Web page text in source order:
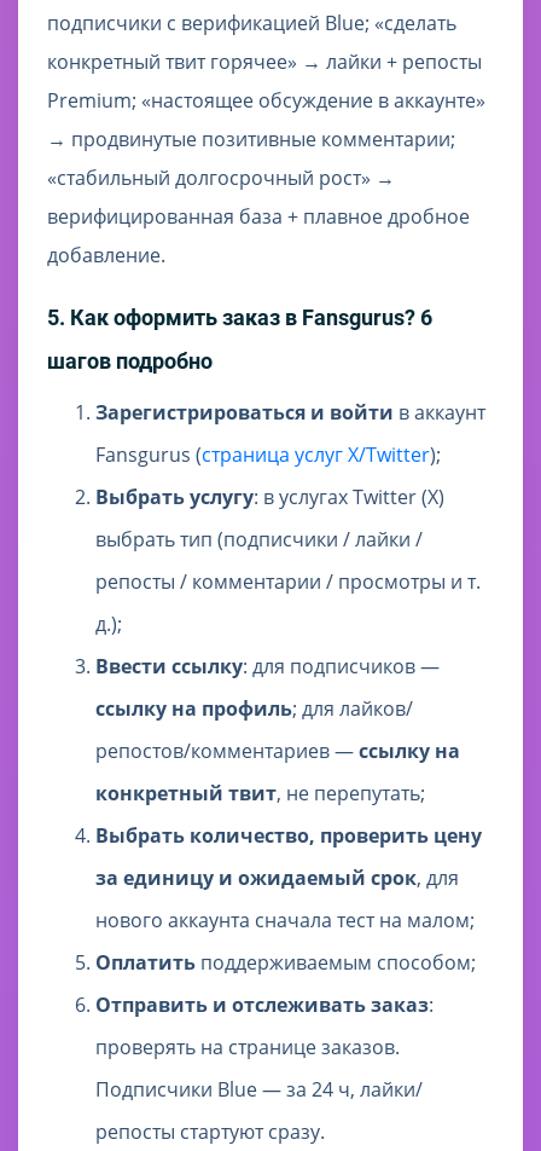
подписчики с верификацией Blue; «сделать
конкретный твит горячее» → лайки + репосты
Premium; «настоящее обсуждение в аккаунте»
→ продвинутые позитивные комментарии;
«стабильный долгосрочный рост» →
верифицированная база + плавное дробное
добавление.
5. Как оформить заказ в Fansgurus? 6
шагов подробно
Зарегистрироваться и войти в аккаунт
Fansgurus (страница услуг X/Twitter);
Выбрать услугу: в услугах Twitter (X)
выбрать тип (подписчики / лайки /
репосты / комментарии / просмотры и т.
д.);
Ввести ссылку: для подписчиков —
ссылку на профиль; для лайков/
репостов/комментариев —ссылку на
конкретный твит, не перепутать;
Выбрать количество, проверить цену
за единицу и ожидаемый срок, для
нового аккаунта сначала тест на малом;
Оплатить поддерживаемым способом;
Отправить и отслеживать заказ:
проверять на странице заказов.
Подписчики Blue — за 24 ч, лайки/
репосты стартуют сразу.